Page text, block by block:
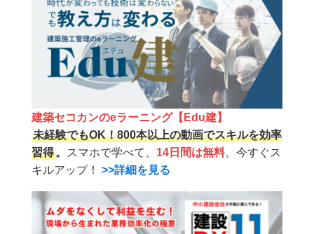
建築セコカンのeラーニング【Edu建】
未経験でもOK！800本以上の動画でスキルを効率
習得。 スマホで学べて、 14日間は無料。今すぐス
キルアップ！ >>詳細を見る